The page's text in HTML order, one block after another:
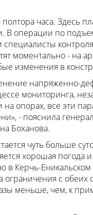
часа. Здесь
В операции по
моментально - на
изменения в
напряженно-
мониторинга,
на опорах, все эти
- пояснила
Боханова.
чуть больше
хорошая погода и
в Керчь-
с обеих
меньше, чем, к